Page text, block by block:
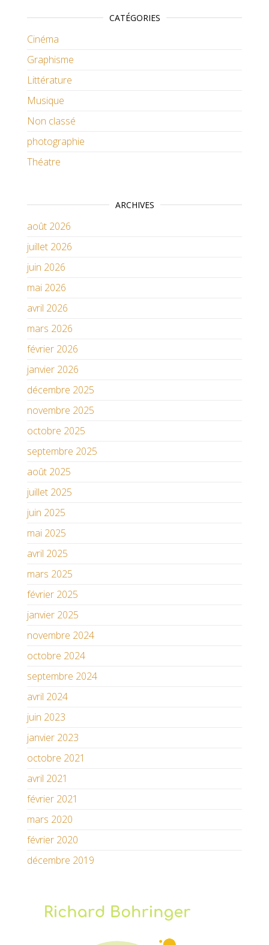
CATÉGORIES
Cinéma
Graphisme
Littérature
Musique
Non classé
photographie
Théatre
ARCHIVES
août 2026
juillet 2026
juin 2026
mai 2026
avril 2026
mars 2026
février 2026
janvier 2026
décembre 2025
novembre 2025
octobre 2025
septembre 2025
août 2025
juillet 2025
juin 2025
mai 2025
avril 2025
mars 2025
février 2025
janvier 2025
novembre 2024
octobre 2024
septembre 2024
avril 2024
juin 2023
janvier 2023
octobre 2021
avril 2021
février 2021
mars 2020
février 2020
décembre 2019